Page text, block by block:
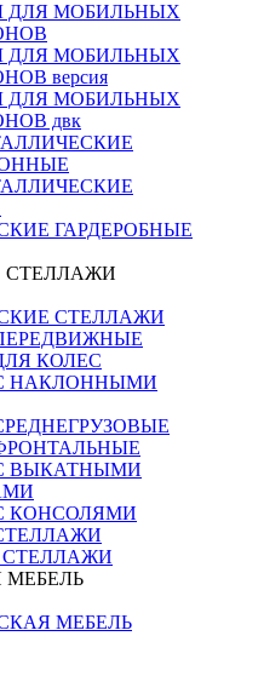
МОБИЛЬНЫХ
МОБИЛЬНЫХ
версия
МОБИЛЬНЫХ
двк
ГАРДЕРОБНЫЕ
СТЕЛЛАЖИ
СТЕЛЛАЖИ
КОЛЕС
НАКЛОННЫМИ
ВЫКАТНЫМИ
КОНСОЛЯМИ
МЕБЕЛЬ
МЕБЕЛЬ